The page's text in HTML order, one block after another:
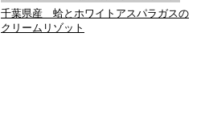
千葉県産 蛤とホワイトアスパラガスの
クリームリゾット